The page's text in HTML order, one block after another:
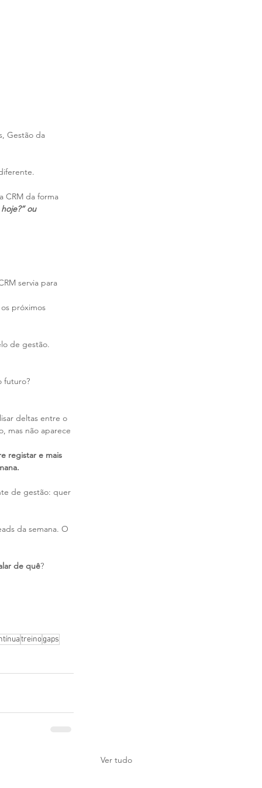
Gestão da
CRM da forma
ou
servia para
próximos
de gestão.
futuro?
deltas entre o
mas não aparece
registar e mais
de gestão: quer
da semana. O
de quê?
treinogaps
Ver tudo